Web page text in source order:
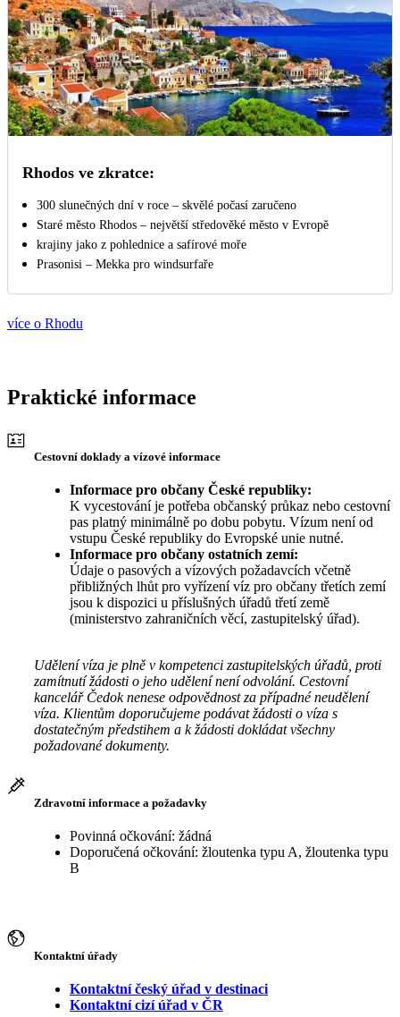
Rhodos ve zkratce:
300 slunečných dní v roce – skvělé počasí zaručeno
Staré město Rhodos – největší středověké město v Evropě
krajiny jako z pohlednice a safírové moře
Prasonisi – Mekka pro windsurfaře
více o Rhodu
Praktické informace
Cestovní doklady a vízové informace
Informace pro občany České republiky:
K vycestování je potřeba občanský průkaz nebo cestovní
pas platný minimálně po dobu pobytu. Vízum není od
vstupu České republiky do Evropské unie nutné.
Informace pro občany ostatních zemí:
Údaje o pasových a vízových požadavcích včetně
přibližných lhůt pro vyřízení víz pro občany třetích zemí
jsou k dispozici u příslušných úřadů třetí země
(ministerstvo zahraničních věcí, zastupitelský úřad).
Udělení víza je plně v kompetenci zastupitelských úřadů, proti
zamítnutí žádosti o jeho udělení není odvolání. Cestovní
kancelář Čedok nenese odpovědnost za případné neudělení
víza. Klientům doporučujeme podávat žádosti o víza s
dostatečným předstihem a k žádosti dokládat všechny
požadované dokumenty.
Zdravotní informace a požadavky
Povinná očkování: žádná
Doporučená očkování: žloutenka typu A, žloutenka typu
B
Kontaktní úřady
Kontaktní český úřad v destinaci
Kontaktní cizí úřad v ČR